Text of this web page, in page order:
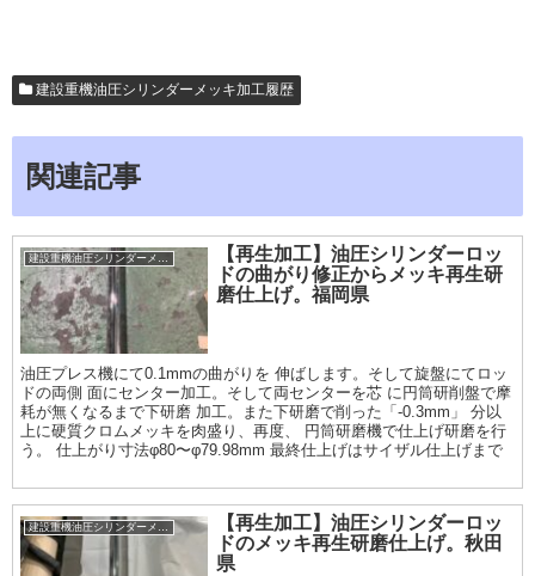
建設重機油圧シリンダーメッキ加工履歴
関連記事
【再生加工】油圧シリンダーロッ
ドの曲がり修正からメッキ再生研
磨仕上げ。福岡県
油圧プレス機にて0.1mmの曲がりを 伸ばします。そして旋盤にてロッ
ドの両側 面にセンター加工。そして両センターを芯 に円筒研削盤で摩
耗が無くなるまで下研磨 加工。また下研磨で削った「-0.3mm」 分以
上に硬質クロムメッキを肉盛り、再度、 円筒研磨機で仕上げ研磨を行
う。 仕上がり寸法φ80〜φ79.98mm 最終仕上げはサイザル仕上げまで
建設重機油圧シリンダーメッキ加工履歴
【再生加工】油圧シリンダーロッ
ドのメッキ再生研磨仕上げ。秋田
県